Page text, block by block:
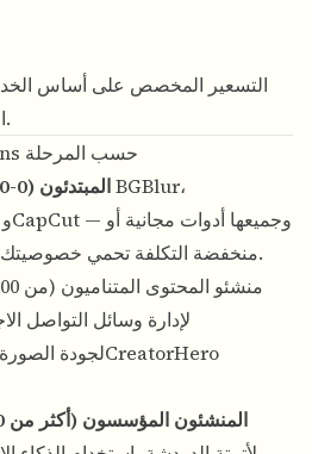
التسعير المخصص على أساس
الأولية عادة ما تكون مجانية.
إنشاء حزمة تقنية OnlyFans حسب المرحلة
المبتدئون (0-100 مشترك)
منخفضة التكلفة تحمي خصوصيتك وتمكّن المحتوى الاحترافي.
المنشئون المؤسسون (أكثر من 1000 مشترك)